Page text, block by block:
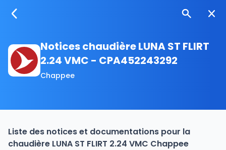
Notices chaudière LUNA ST FLIRT
2.24 VMC - CPA452243292
Chappee
Liste des notices et documentations pour la
chaudière LUNA ST FLIRT 2.24 VMC Chappee